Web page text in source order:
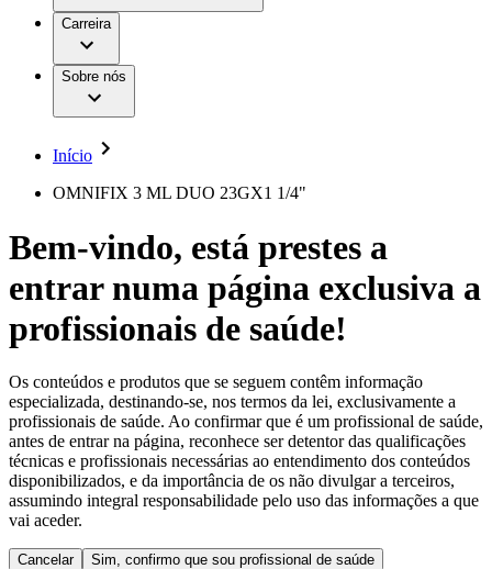
Aesculap Academy
Contentores Estéreis
Neurocirurgia
Nutrição Clínica
Prevenção e Controlo de Infeções
Retenção Urinária e Urologia
Suturas e Especialidades Cirúrgicas
Terapias de Infusão
Terapia de Intervenção Vascular
Tratamento de Feridas
Tratamento de Sangue Extracorporal
Soluções
Terapias
Patologias e Cuidados
Serviços
Cuidados Domiciliários
Coordenamos os seus cuidados médicos quando recebe alta
do hospital. Para mais informações, visite a nossa página de
cuidados domiciliários.
Trabalhar na B. Braun
Oportunidades de emprego
A nossa cultura
Vagas disponíveis
Descubra as tuas oportunidades de carreira na B. Braun.
Pesquise no nosso mercado de trabalho global por perfis de
trabalho interessantes.
Centro de Inovação
Responsabilidade
Acesso aos Cuidados de Saúde
Comunicados de Imprensa
Contactos
Formulário de Contacto
Empresa
Responsabilidade
Media
Carreira
Sobre nós
Início
OMNIFIX 3 ML DUO 23GX1 1/4"
Bem-vindo, está prestes a
entrar numa página exclusiva a
profissionais de saúde!
Os conteúdos e produtos que se seguem contêm informação
especializada, destinando-se, nos termos da lei, exclusivamente a
profissionais de saúde. Ao confirmar que é um profissional de saúde,
antes de entrar na página, reconhece ser detentor das qualificações
técnicas e profissionais necessárias ao entendimento dos conteúdos
disponibilizados, e da importância de os não divulgar a terceiros,
assumindo integral responsabilidade pelo uso das informações a que
vai aceder.
Cancelar Sim, confirmo que sou profissional de saúde